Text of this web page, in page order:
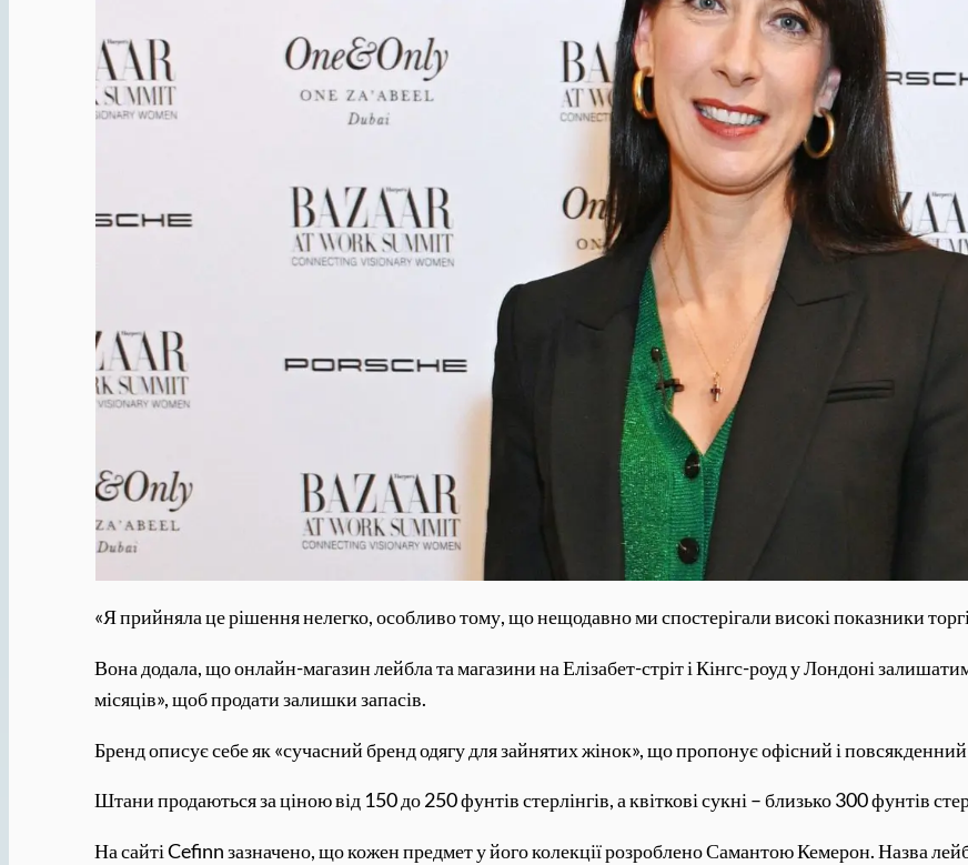
«Я прийняла це рішення нелегко, особливо тому, що нещодавно ми спостерігали високі показники
Вона додала, що онлайн-магазин лейбла та магазини на Елізабет-стріт і Кінгс-роуд у Лондоні
місяців», щоб продати залишки запасів.
Бренд описує себе як «сучасний бренд одягу для зайнятих жінок», що пропонує офісний і
Штани продаються за ціною від 150 до 250 фунтів стерлінгів, а квіткові сукні – близько 300 фунтів
На сайті Cefinn зазначено, що кожен предмет у його колекції розроблено Самантою Кемерон. Назва